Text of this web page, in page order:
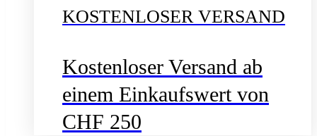
KOSTENLOSER VERSAND
Kostenloser Versand ab
einem Einkaufswert von
CHF 250